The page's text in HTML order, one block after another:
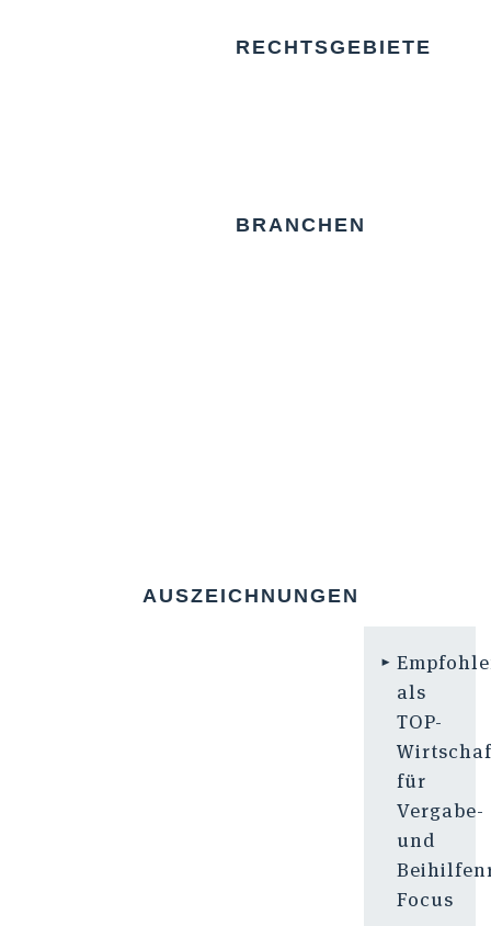
RECHTSGEBIETE
BRANCHEN
AUSZEICHNUNGEN
als
TOP-
für
Vergabe-
und
Focus